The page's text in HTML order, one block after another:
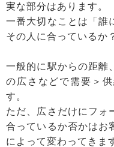
実な部分はあります。
一番大切なことは「誰
その人に合っているか
一般的に駅からの距離
の広さなどで需要＞
す。
ただ、広さだけにフォ
合っているか否かはお
によって変わってきま